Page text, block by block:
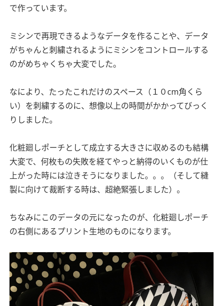
で作っています。
ミシンで再現できるようなデータを作ることや、データ
がちゃんと刺繍されるようにミシンをコントロールする
のがめちゃくちゃ大変でした。
なにより、たったこれだけのスペース（１０cm角くら
い）を刺繍するのに、想像以上の時間がかかってびっく
りしました。
化粧廻しポーチとして成立する大きさに収めるのも結構
大変で、何枚もの失敗を経てやっと納得のいくものが仕
上がった時には泣きそうになりました。。。（そして縫
製に向けて裁断する時は、超絶緊張しました）。
ちなみにこのデータの元になったのが、化粧廻しポーチ
の右側にあるプリント生地のものになります。